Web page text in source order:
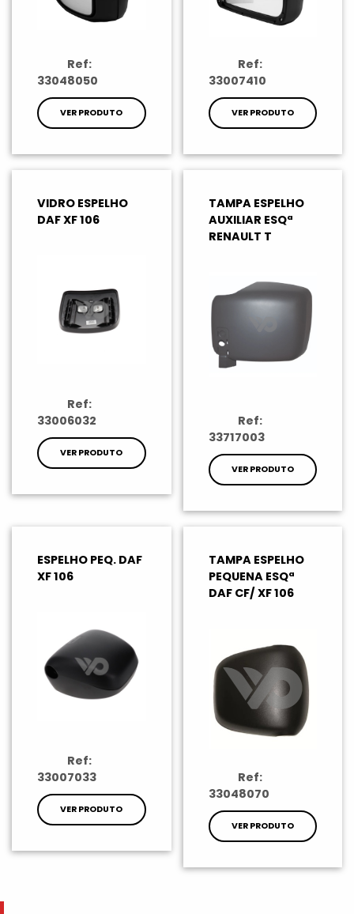
Ref:
33048050
VER PRODUTO
Ref:
33007410
VER PRODUTO
VIDRO ESPELHO
DAF XF 106
Ref:
33006032
VER PRODUTO
TAMPA ESPELHO
AUXILIAR ESQª
RENAULT T
Ref:
33717003
VER PRODUTO
ESPELHO PEQ. DAF
XF 106
Ref:
33007033
VER PRODUTO
TAMPA ESPELHO
PEQUENA ESQª
DAF CF/ XF 106
Ref:
33048070
VER PRODUTO